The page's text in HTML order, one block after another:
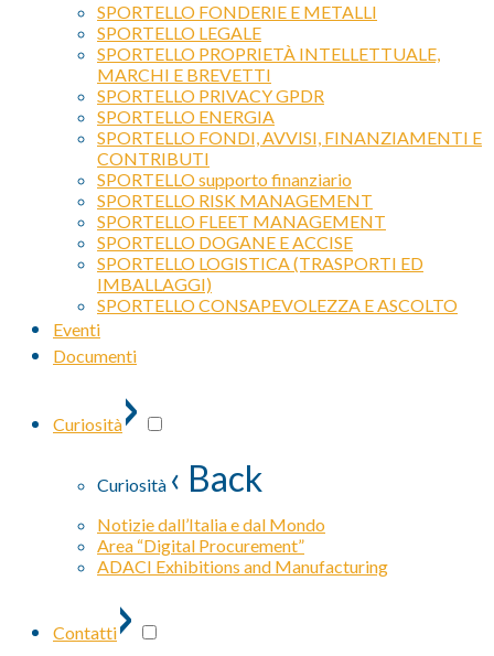
SPORTELLO FONDERIE E METALLI
SPORTELLO LEGALE
SPORTELLO PROPRIETÀ INTELLETTUALE,
MARCHI E BREVETTI
SPORTELLO PRIVACY GPDR
SPORTELLO ENERGIA
SPORTELLO FONDI, AVVISI, FINANZIAMENTI E
CONTRIBUTI
SPORTELLO supporto finanziario
SPORTELLO RISK MANAGEMENT
SPORTELLO FLEET MANAGEMENT
SPORTELLO DOGANE E ACCISE
SPORTELLO LOGISTICA (TRASPORTI ED
IMBALLAGGI)
SPORTELLO CONSAPEVOLEZZA E ASCOLTO
Eventi
Documenti
Curiosità›
Curiosità ‹ Back
Notizie dall’Italia e dal Mondo
Area “Digital Procurement”
ADACI Exhibitions and Manufacturing
Contatti›